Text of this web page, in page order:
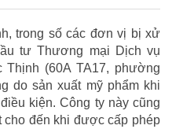
trong số các đơn vị bị xử
tư Thương mại Dịch vụ
Thịnh (60A TA17, phường
do sản xuất mỹ phẩm khi
kiện. Công ty này cũng
cho đến khi được cấp phép